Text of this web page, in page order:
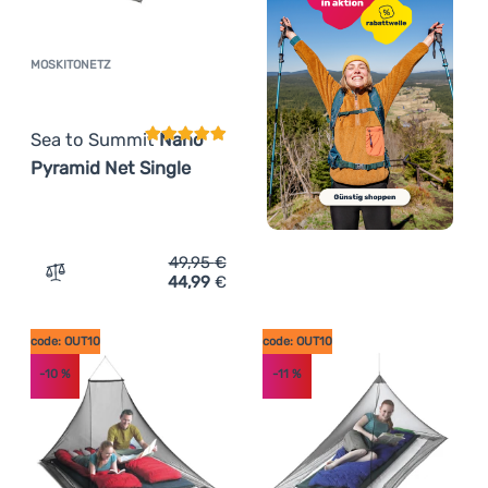
MOSKITONETZ
Sea to SummitNano
Pyramid Net Single
Kundenbewertung
Zum Vergleich 'Moskitonetz Sea to Summit Nano
49,95€
44,99 €
code: OUT10
-10 %
code: OUT10
-11 %